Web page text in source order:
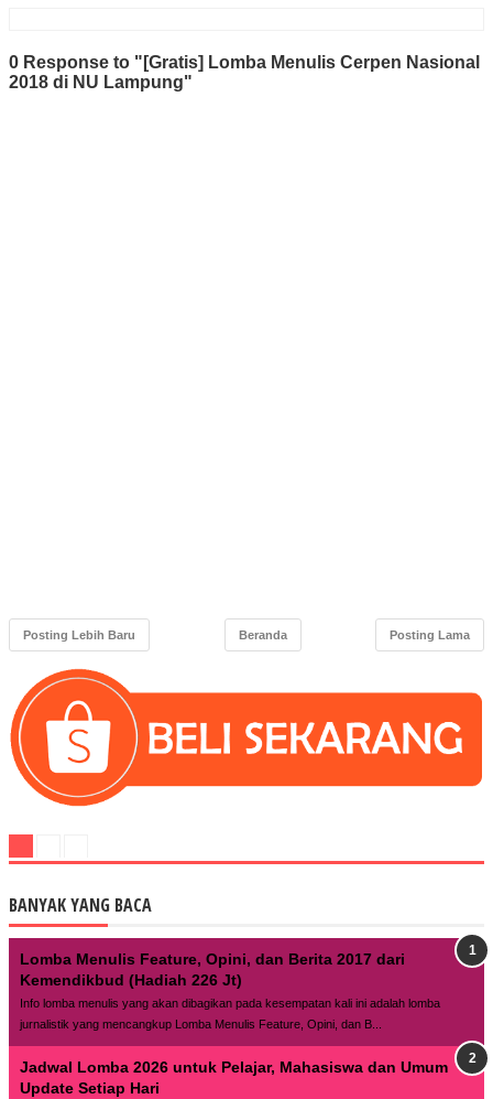
0 Response to "[Gratis] Lomba Menulis Cerpen Nasional
2018 di NU Lampung"
Posting Lebih Baru Posting Lama
Beranda
BANYAK YANG BACA
Lomba Menulis Feature, Opini, dan Berita 2017 dari
Kemendikbud (Hadiah 226 Jt)
Info lomba menulis yang akan dibagikan pada kesempatan kali ini adalah lomba
jurnalistik yang mencangkup Lomba Menulis Feature, Opini, dan B...
Jadwal Lomba 2026 untuk Pelajar, Mahasiswa dan Umum
Update Setiap Hari